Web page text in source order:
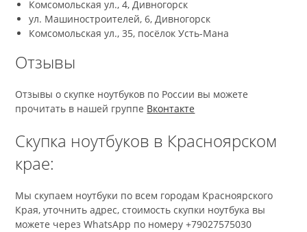
Комсомольская ул., 4, Дивногорск
ул. Машиностроителей, 6, Дивногорск
Комсомольская ул., 35, посёлок Усть-Мана
Отзывы
Отзывы о скупке ноутбуков по России вы можете
прочитать в нашей группе Вконтакте
Скупка ноутбуков в Красноярском
крае:
Мы скупаем ноутбуки по всем городам Красноярского
Края, уточнить адрес, стоимость скупки ноутбука вы
можете через WhatsApp по номеру +79027575030